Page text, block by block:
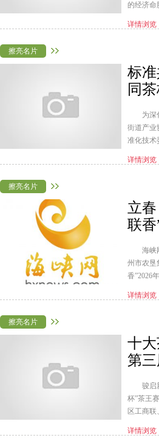
的经济
详情浏览
擦亮名片
标
同
为深
街道产业
准化技
详情浏览
擦亮名片
立
联
海峡
州市农垦
香”2026
详情浏览
擦亮名片
十
第
骏启
杯”茶王
区工商
详情浏览